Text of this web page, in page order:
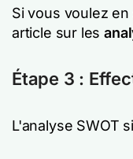
Si vous voulez
article sur les
Étape 3 :
L'analyse SWOT